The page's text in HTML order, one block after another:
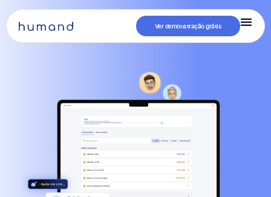
Ver demonstração grátis